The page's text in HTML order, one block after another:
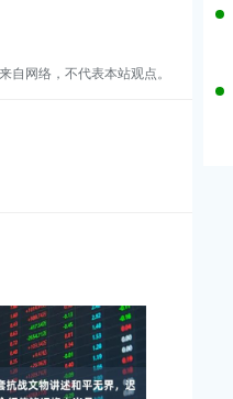
自网络，不代表本站观点。